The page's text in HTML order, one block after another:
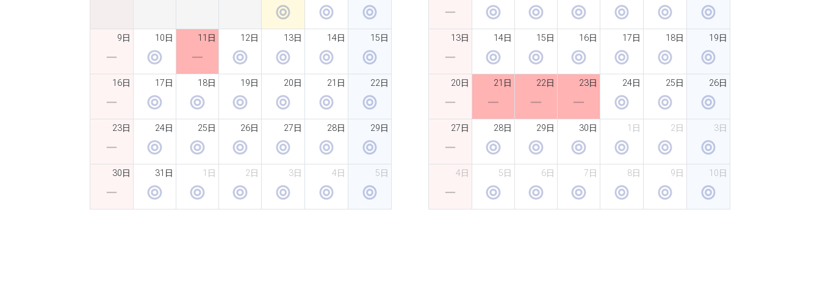
9日 10日 11日 12日 13日 14日 15日
16日 17日 18日 19日 20日 21日 22日
23日 24日 25日 26日 27日 28日 29日
30日 31日 1日 2日 3日 4日 5日
13日 14日 15日 16日 17日 18日 19日
20日 21日 22日 23日 24日 25日 26日
27日 28日 29日 30日 1日 2日 3日
4日 5日 6日 7日 8日 9日 10日